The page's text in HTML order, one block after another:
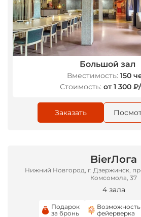
Большой зал
Вместимость: 150
Стоимость: от 1 300
Заказать
BierЛога
Нижний Новгород, г. Дзержинск,
Комсомола, 37
4 зала
Подарок
за бронь
Возможность
фейерверка